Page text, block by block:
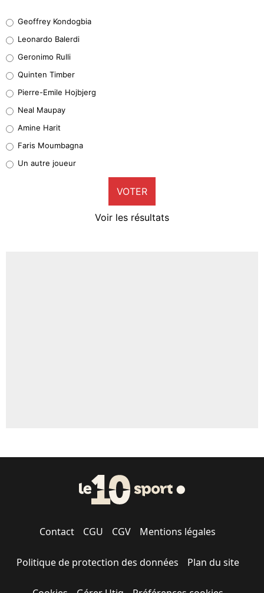
38%
32%
5%
1%
8%
Geoffrey Kondogbia
Leonardo Balerdi
Geronimo Rulli
Quinten Timber
Pierre-Emile Hojbjerg
Neal Maupay
Amine Harit
Faris Moumbagna
Un autre joueur
VOTER
Voir les résultats
Contact CGU CGV Mentions légales
Politique de protection des données Plan du site